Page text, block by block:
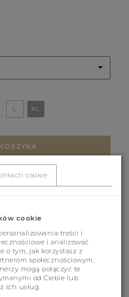
L XL
(0)
cookie
cookie
treści i
i analizować
o tym, jak korzystasz z
społecznościowym,
mogą połączyć te
od Ciebie lub
ich usług.